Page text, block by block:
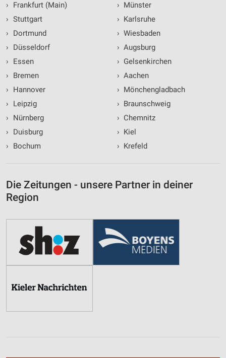
›
Frankfurt (Main)
› Stuttgart
›
Dortmund
›
Düsseldorf
›
Essen
›
Bremen
›
Hannover
›
Leipzig
›
Nürnberg
›
Duisburg
›
Bochum
› Münster
› Karlsruhe
› Wiesbaden
› Augsburg
› Gelsenkirchen
› Aachen
› Mönchengladbach
› Braunschweig
› Chemnitz
› Kiel
› Krefeld
Die Zeitungen - unsere Partner in deiner
Region